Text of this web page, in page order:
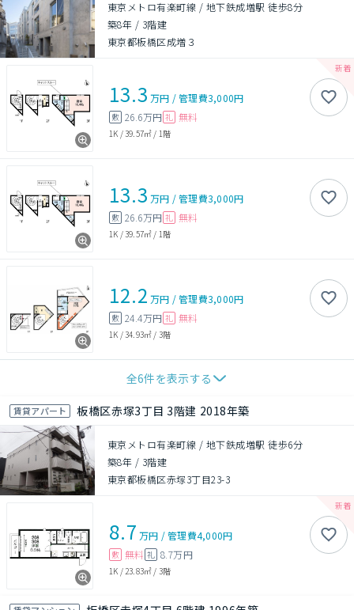
東京メトロ有楽町線 / 地下鉄成増駅 徒歩8分
築8年 / 3階建
東京都板橋区成増３
13.3 万円 /管理費3,000円
敷 26.6万円 礼 無料
1K /39.57㎡ / 1階
13.3 万円 /管理費3,000円
敷 26.6万円 礼 無料
1K /39.57㎡ / 1階
12.2 万円 /管理費3,000円
敷 24.4万円 礼 無料
1K /34.93㎡ / 3階
全6件を表示する
賃貸アパート 板橋区赤塚3丁目 3階建 2018年築
東京メトロ有楽町線 / 地下鉄成増駅 徒歩6分
築8年 / 3階建
東京都板橋区赤塚3丁目23-3
8.7 万円 /管理費4,000円
敷 無料 礼 8.7万円
1K / 23.83㎡ / 3階